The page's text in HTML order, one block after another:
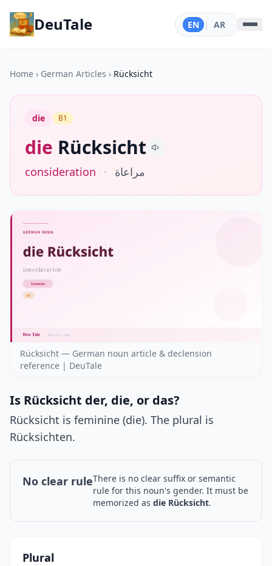
DeuTale EN | AR
Home › German Articles › Rücksicht
die B1
die Rücksicht
consideration · مراعاة
Rücksicht — German noun article & declension
reference | DeuTale
Is Rücksicht der, die, or das?
Rücksicht is feminine (die). The plural is
Rücksichten.
No clear ruleThere is no clear suffix or semantic
rule for this noun's gender. It must be
memorized as die Rücksicht.
Plural